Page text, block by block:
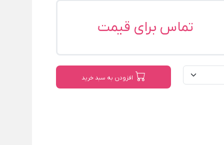
تماس برای قیمت
افزودن به سبد خرید